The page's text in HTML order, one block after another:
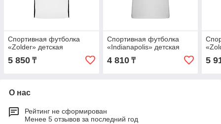
Спортивная футболка
«Zolder» детская
5 850 ₸
Спортивная футболка
«Indianapolis» детская
4 810₸ 5
О нас
Рейтинг не сформирован
Менее 5 отзывов за последний год